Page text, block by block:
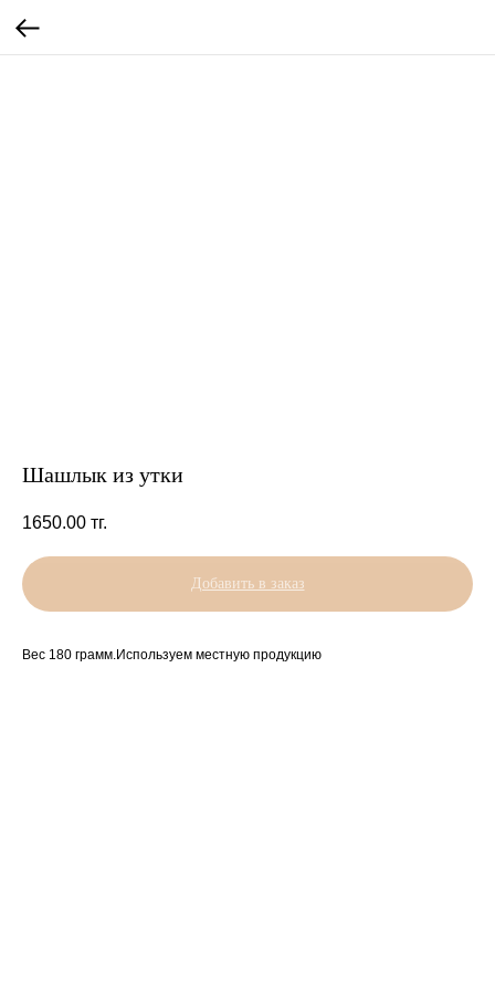
Шашлык из утки
1650.00 тг.
Добавить в заказ
Вес 180 грамм.Используем местную продукцию